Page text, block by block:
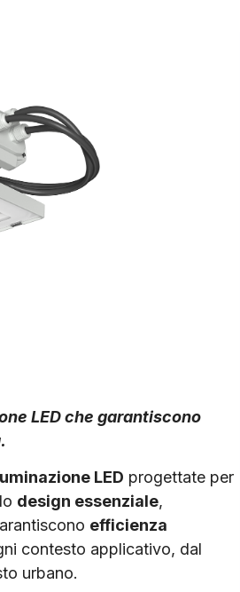
LED che garantiscono
LED progettate per
design essenziale,
efficienza
contesto applicativo, dal
urbano.